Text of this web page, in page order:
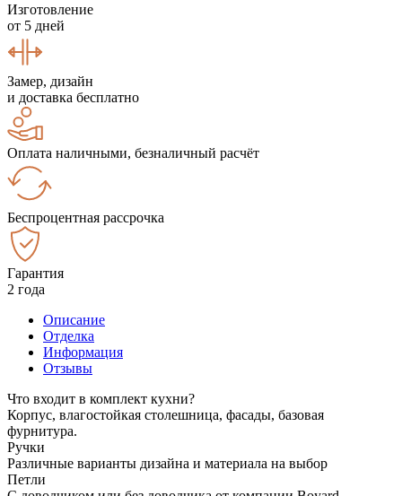
Изготовление
от 5 дней
Замер, дизайн
и доставка бесплатно
Оплата наличными, безналичный расчёт
Беспроцентная рассрочка
Гарантия
2 года
Описание
Отделка
Информация
Отзывы
Что входит в комплект кухни?
Корпус, влагостойкая столешница, фасады, базовая
фурнитура.
Ручки
Различные варианты дизайна и материала на выбор
Петли